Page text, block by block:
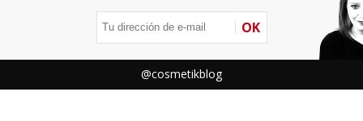
OK
@cosmetikblog